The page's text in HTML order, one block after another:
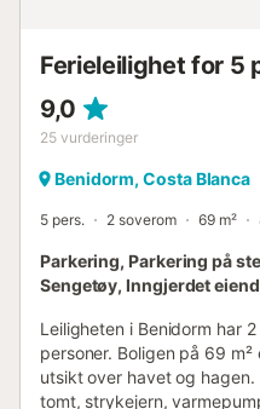
Ferieleilighet for 5
9,0
25 vurderinger
Benidorm, Costa Blanca
5 pers. 2 soverom 69 m²
Parkering, Parkering på
Sengetøy, Inngjerdet
Leiligheten i Benidorm har
personer. Boligen på 69
utsikt over havet og
tomt, strykejern,